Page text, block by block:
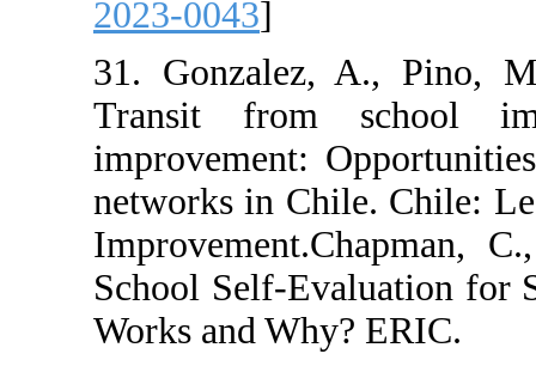
31. Gonzalez,
Transit from
improvement:
networks in
Improvement.‏Chapman, C., & Sammons, P. (2013).
School Self-
Works and